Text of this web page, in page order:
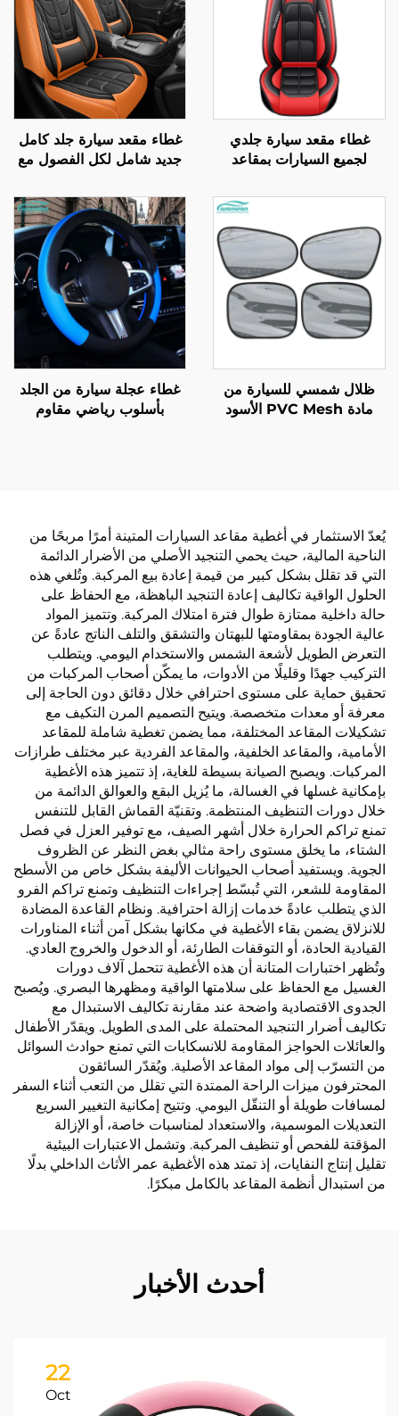
غطاء مقعد سيارة جلدي
لجميع السيارات بمقاعد
مجموعة عالمية لجميع
الفصول، مقاوم للتآكل والبقع
وقابل للتنفس
غطاء مقعد سيارة جلد كامل
جديد شامل لكل الفصول مع
مبيعًا على أمازون
ظلال شمسي للسيارة من
مادة PVC Mesh الأسود
غطاء عجلة سيارة من الجلد
بأسلوب رياضي مقاوم
يُعدّ الاستثمار في أغطية مقاعد السيارات المتينة أمرًا مربحًا من
الناحية المالية، حيث يحمي التنجيد الأصلي من الأضرار الدائمة
التي قد تقلل بشكل كبير من قيمة إعادة بيع المركبة. وتُلغي هذه
الحلول الواقية تكاليف إعادة التنجيد الباهظة، مع الحفاظ على
حالة داخلية ممتازة طوال فترة امتلاك المركبة. وتتميز المواد
عالية الجودة بمقاومتها للبهتان والتشقق والتلف الناتج عادةً عن
التعرض الطويل لأشعة الشمس والاستخدام اليومي. ويتطلب
التركيب جهدًا وقليلًا من الأدوات، ما يمكّن أصحاب المركبات من
تحقيق حماية على مستوى احترافي خلال دقائق دون الحاجة إلى
معرفة أو معدات متخصصة. ويتيح التصميم المرن التكيف مع
تشكيلات المقاعد المختلفة، مما يضمن تغطية شاملة للمقاعد
الأمامية، والمقاعد الخلفية، والمقاعد الفردية عبر مختلف طرازات
المركبات. ويصبح الصيانة بسيطة للغاية، إذ تتميز هذه الأغطية
بإمكانية غسلها في الغسالة، ما يُزيل البقع والعوالق الدائمة من
خلال دورات التنظيف المنتظمة. وتقنيّة القماش القابل للتنفس
تمنع تراكم الحرارة خلال أشهر الصيف، مع توفير العزل في فصل
الشتاء، ما يخلق مستوى راحة مثالي بغض النظر عن الظروف
الجوية. ويستفيد أصحاب الحيوانات الأليفة بشكل خاص من الأسطح
المقاومة للشعر، التي تُبسّط إجراءات التنظيف وتمنع تراكم الفرو
الذي يتطلب عادةً خدمات إزالة احترافية. ونظام القاعدة المضادة
للانزلاق يضمن بقاء الأغطية في مكانها بشكل آمن أثناء المناورات
القيادية الحادة، أو التوقفات الطارئة، أو الدخول والخروج العادي.
وتُظهر اختبارات المتانة أن هذه الأغطية تتحمل آلاف دورات
الغسيل مع الحفاظ على سلامتها الواقية ومظهرها البصري. ويُصبح
الجدوى الاقتصادية واضحة عند مقارنة تكاليف الاستبدال مع
تكاليف أضرار التنجيد المحتملة على المدى الطويل. ويقدّر الأطفال
والعائلات الحواجز المقاومة للانسكابات التي تمنع حوادث السوائل
من التسرّب إلى مواد المقاعد الأصلية. ويُقدّر السائقون
المحترفون ميزات الراحة الممتدة التي تقلل من التعب أثناء السفر
لمسافات طويلة أو التنقّل اليومي. وتتيح إمكانية التغيير السريع
التعديلات الموسمية، والاستعداد لمناسبات خاصة، أو الإزالة
المؤقتة للفحص أو تنظيف المركبة. وتشمل الاعتبارات البيئية
تقليل إنتاج النفايات، إذ تمتد هذه الأغطية عمر الأثاث الداخلي بدلًا
من استبدال أنظمة المقاعد بالكامل مبكرًا.
أحدث الأخبار
22
Oct